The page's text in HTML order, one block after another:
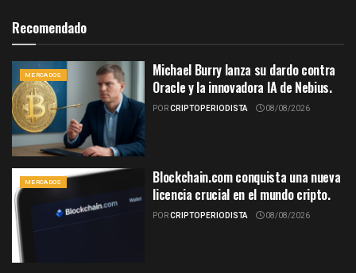
Recomendado
MERCADOS
Michael Burry lanza su dardo contra
Oracle y la innovadora IA de Nebius.
PORCRIPTOPERIODISTA 08/08/2026
MERCADOS
Blockchain.com conquista una nueva
licencia crucial en el mundo cripto.
PORCRIPTOPERIODISTA 08/08/2026